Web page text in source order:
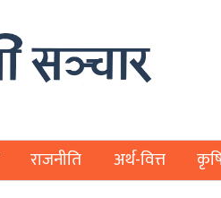
राजनीति अर्थ-वित्त